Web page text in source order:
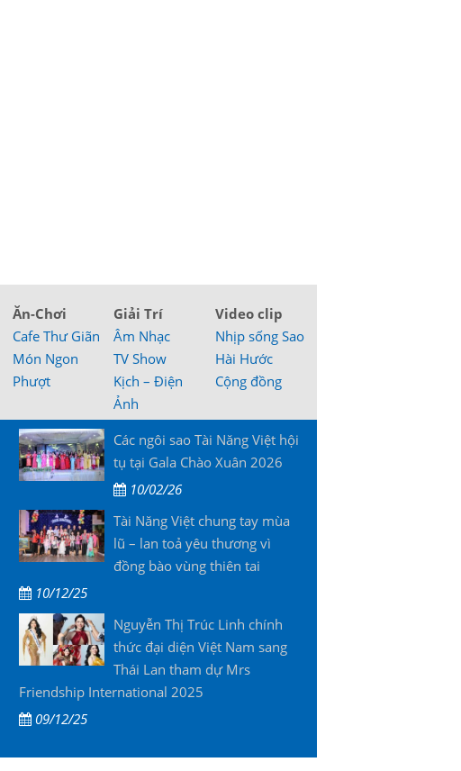
Ăn-Chơi
Cafe Thư Giãn
Món Ngon
Phượt
Giải Trí
Âm Nhạc
TV Show
Kịch – Điện
Ảnh
Video clip
Nhịp sống Sao
Hài Hước
Cộng đồng
Các ngôi sao Tài Năng Việt hội
tụ tại Gala Chào Xuân 2026
10/02/26
Tài Năng Việt chung tay mùa
lũ – lan toả yêu thương vì
đồng bào vùng thiên tai
10/12/25
Nguyễn Thị Trúc Linh chính
thức đại diện Việt Nam sang
Thái Lan tham dự Mrs
Friendship International 2025
09/12/25